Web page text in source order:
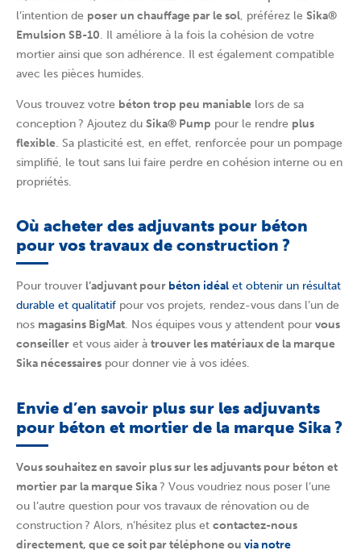
l’intention de poser un chauffage par le sol, préférez le Sika®
Emulsion SB-10. Il améliore à la fois la cohésion de votre
mortier ainsi que son adhérence. Il est également compatible
avec les pièces humides.
Vous trouvez votre béton trop peu maniable lors de sa
conception ? Ajoutez du Sika® Pump pour le rendre plus
flexible. Sa plasticité est, en effet, renforcée pour un pompage
simplifié, le tout sans lui faire perdre en cohésion interne ou en
propriétés.
Où acheter des adjuvants pour béton
pour vos travaux de construction ?
Pour trouver l’adjuvant pour béton idéal et obtenir un résultat
durable et qualitatif pour vos projets, rendez-vous dans l’un de
nos magasins BigMat. Nos équipes vous y attendent pour vous
conseiller et vous aider à trouver les matériaux de la marque
Sika nécessaires pour donner vie à vos idées.
Envie d’en savoir plus sur les adjuvants
pour béton et mortier de la marque Sika ?
Vous souhaitez en savoir plus sur les adjuvants pour béton et
mortier par la marque Sika? Vous voudriez nous poser l’une
ou l’autre question pour vos travaux de rénovation ou de
construction ? Alors, n’hésitez plus et contactez-nous
directement, que ce soit par téléphone ou via notre